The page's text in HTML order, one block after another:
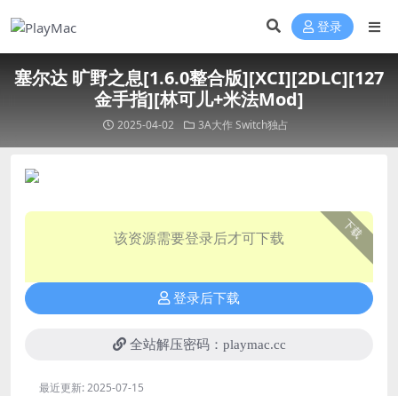
登录
塞尔达 旷野之息[1.6.0整合版][XCI][2DLC][127
金手指][林可儿+米法Mod]
2025-04-02 3A大作 Switch独占
下载
该资源需要登录后才可下载
登录后下载
全站解压密码：playmac.cc
最近更新:2025-07-15